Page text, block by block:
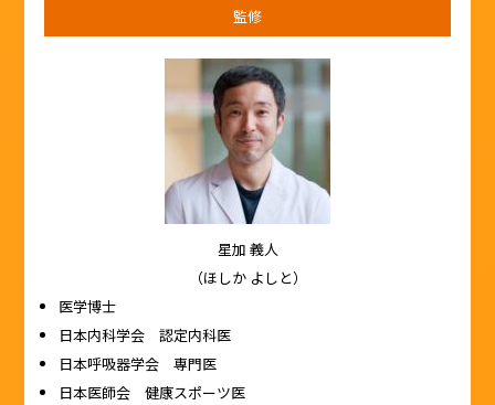
監修
星加 義人
（ほしか よしと）
医学博士
日本内科学会 認定内科医
日本呼吸器学会 専門医
日本医師会 健康スポーツ医